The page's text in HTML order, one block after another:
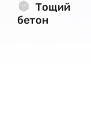
Тощий
бетон